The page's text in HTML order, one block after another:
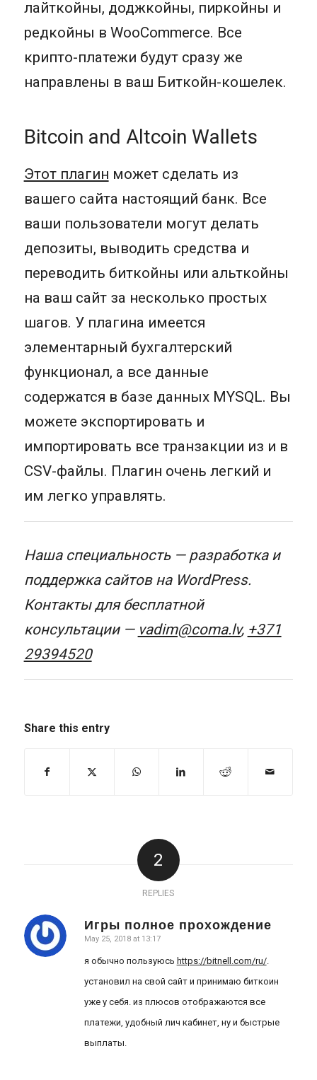
лайткойны, доджкойны, пиркойны и
редкойны в WooCommerce. Все
крипто-платежи будут сразу же
направлены в ваш Биткойн-кошелек.
Bitcoin and Altcoin Wallets
Этот плагин может сделать из
вашего сайта настоящий банк. Все
ваши пользователи могут делать
депозиты, выводить средства и
переводить биткойны или альткойны
на ваш сайт за несколько простых
шагов. У плагина имеется
элементарный бухгалтерский
функционал, а все данные
содержатся в базе данных MYSQL. Вы
можете экспортировать и
импортировать все транзакции из и в
CSV-файлы. Плагин очень легкий и
им легко управлять.
Наша специальность — разработка и
поддержка сайтов на WordPress.
Контакты для бесплатной
консультации — vadim@coma.lv, +371
29394520
Share this entry
2
REPLIES
Игры полное прохождение
says:
May 25, 2018 at 13:17
я обычно пользуюсь https://bitnell.com/ru/.
установил на свой сайт и принимаю биткоин
уже у себя. из плюсов отображаются все
платежи, удобный лич кабинет, ну и быстрые
выплаты.